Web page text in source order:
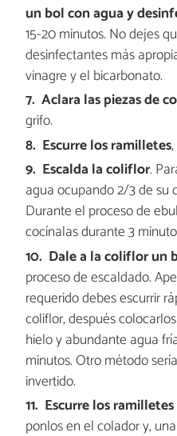
un bol con agua y
15-20 minutos. No dejes
desinfectantes más
vinagre y el bicarbonato.
Aclara las piezas de
grifo.
Escurre los ramilletes
Escalda la coliflor.
agua ocupando 2/3 de su
Durante el proceso de
cocínalas durante 3
Dale a la coliflor un
proceso de escaldado.
requerido debes escurrir
coliflor, después
hielo y abundante agua
minutos. Otro método
invertido.
Escurre los
ponlos en el colador y,